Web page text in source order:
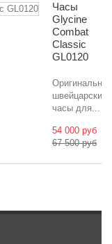
Часы
Glycine
Combat
Classic
GL0120
швейцарские
часы для...
54 000 руб
67 500 руб